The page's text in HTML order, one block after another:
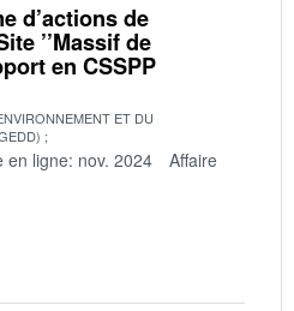
d’actions de
’’Massif de
en CSSPP
ET DU
en ligne: nov. 2024
Affaire